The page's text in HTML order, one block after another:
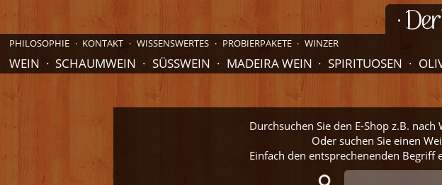
PHILOSOPHIE KONTAKT WISSENSWERTES PROBIERPAKETE WINZER
WEIN SCHAUMWEIN SÜSSWEIN MADEIRA WEIN SPIRITUOSEN
Durchsuchen Sie den E-Shop z.B.
Oder suchen Sie einen
Einfach den entsprechenenden